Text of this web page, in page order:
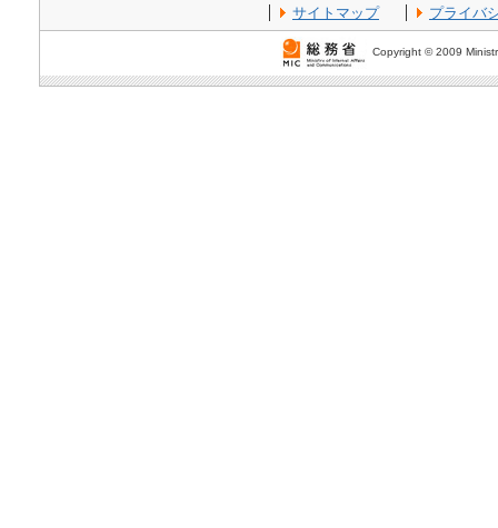
サイトマップ プライバ
Copyright © 2009